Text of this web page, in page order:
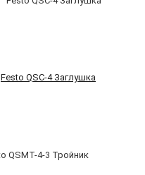
Festo QSC-4 Заглушка